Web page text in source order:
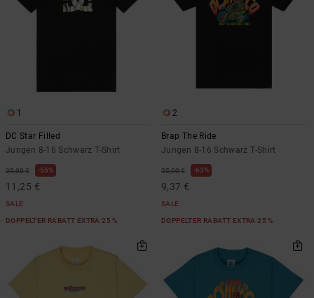
1
DC Star Filled
Jungen 8-16 Schwarz T-Shirt
25,00 € 55%
11,25 €
SALE
DOPPELTER RABATT EXTRA 25 %
2
Brap The Ride
Jungen 8-16 Schwarz T-Shirt
25,00 € 63%
9,37 €
SALE
DOPPELTER RABATT EXTRA 25 %